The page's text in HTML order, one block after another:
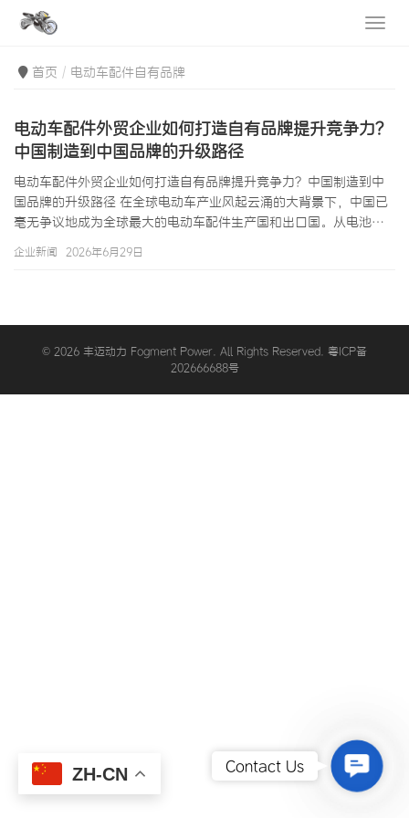
首页 电动车配件自有品牌
电动车配件外贸企业如何打造自有品牌提升竞争力？
中国制造到中国品牌的升级路径
电动车配件外贸企业如何打造自有品牌提升竞争力？中国制造到中
国品牌的升级路径 在全球电动车产业风起云涌的大背景下，中国已
毫无争议地成为全球最大的电动车配件生产国和出口国。从电池、
键零部件。然而，”世界工厂”的标签也意味着微薄的利润空间——
当原材料价格持续上涨、汇率波动加剧、东南亚竞争者步步蚕食…
企业新闻 2026年6月29日
© 2026 丰迈动力 Fogment Power. All Rights Reserved. 粤ICP备
202666688号
ZH-CN Contact Us